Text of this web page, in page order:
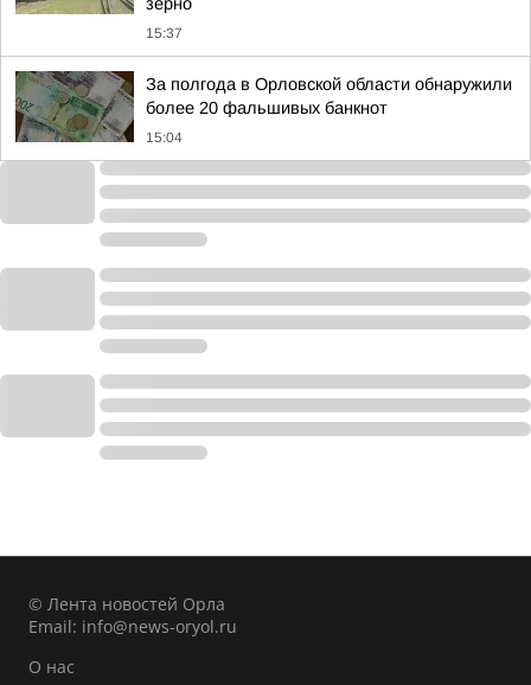
15:37
За полгода в Орловской области обнаружили
более 20 фальшивых банкнот
15:04
© Лента новостей Орла
Email: info@news-oryol.ru
О нас